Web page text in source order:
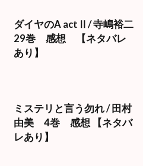
ダイヤのA actⅡ/ 寺嶋裕二
29巻 感想 【ネタバレ
あり】
ミステリと言う勿れ / 田村
由美 4巻 感想 【ネタバ
レあり】